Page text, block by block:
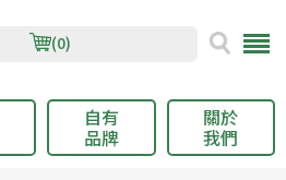
(0)
自有
品牌
關於
我們